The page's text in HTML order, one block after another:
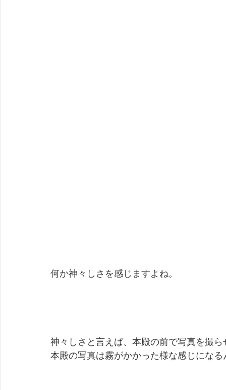
何か神々しさを感じますよね。
神々しさと言えば、本殿の前で写真を撮
本殿の写真は霧がかかった様な感じになる